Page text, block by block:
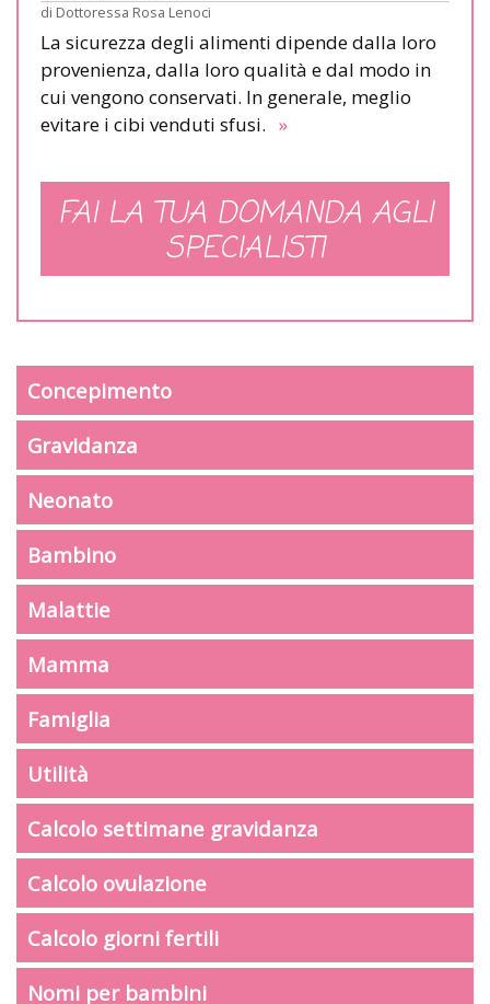
di Dottoressa Rosa Lenoci
La sicurezza degli alimenti dipende dalla loro
provenienza, dalla loro qualità e dal modo in
cui vengono conservati. In generale, meglio
evitare i cibi venduti sfusi. »
FAI LA TUA DOMANDA AGLI
SPECIALISTI
Concepimento
Gravidanza
Neonato
Bambino
Malattie
Mamma
Famiglia
Utilità
Calcolo settimane gravidanza
Calcolo ovulazione
Calcolo giorni fertili
Nomi per bambini